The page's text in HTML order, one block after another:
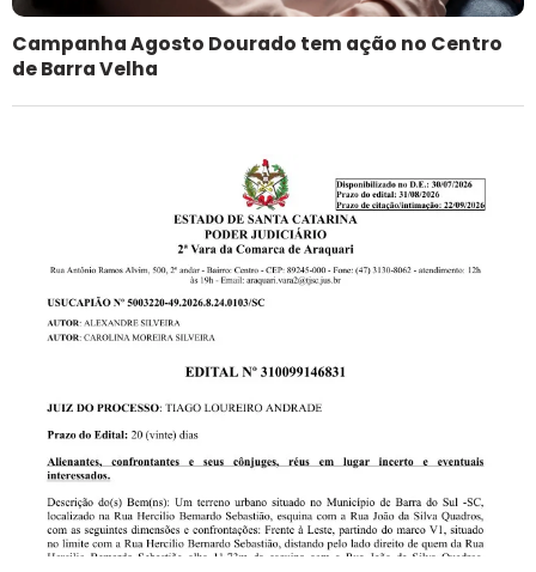
Campanha Agosto Dourado tem ação no Centro
de Barra Velha